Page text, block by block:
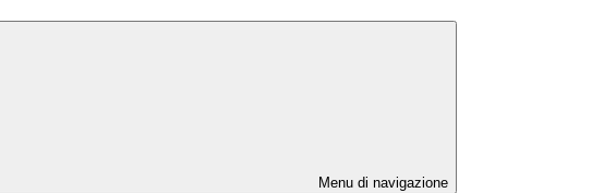
Menu di navigazione